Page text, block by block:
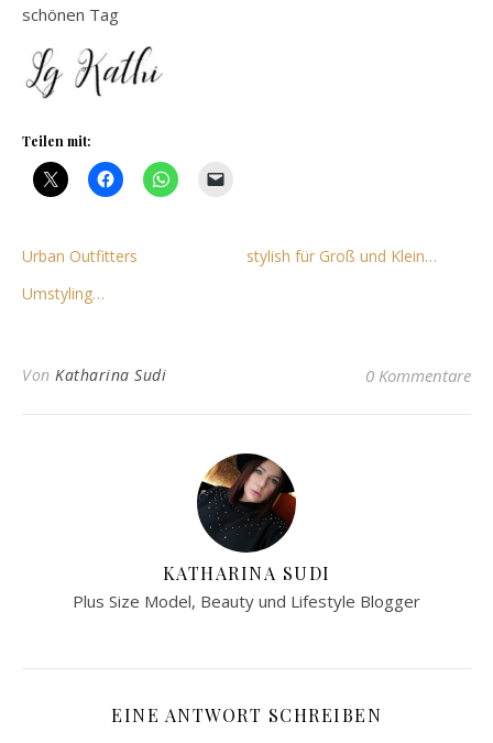
schönen Tag
Teilen mit:
Urban Outfitters
stylish für Groß und Klein…
Umstyling…
Von Katharina Sudi 0 Kommentare
KATHARINA SUDI
Plus Size Model, Beauty und Lifestyle Blogger
EINE ANTWORT SCHREIBEN